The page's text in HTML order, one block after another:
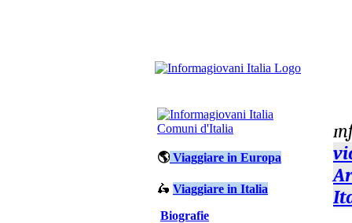
Comuni d'Italia
🌎 Viaggiare in Europa
🛵 Viaggiare in Italia
Biografie
I